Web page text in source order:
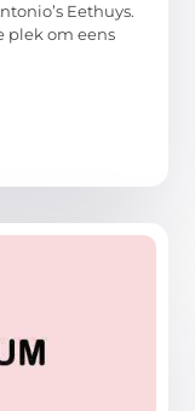
Eethuys.
plek om eens